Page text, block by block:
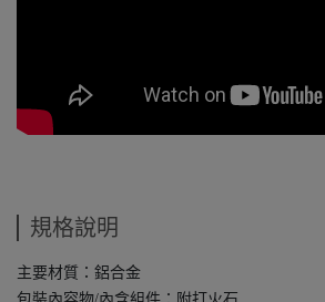
規格說明
主要材質：鋁合金